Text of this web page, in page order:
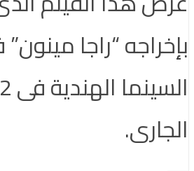
بإخراجه “راجا
الجارى.